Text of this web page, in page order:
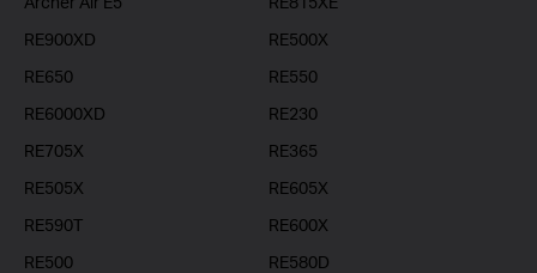
RE900XD
RE500X
RE650
RE550
RE6000XD
RE230
RE705X
RE365
RE505X
RE605X
RE590T
RE600X
RE500
RE580D